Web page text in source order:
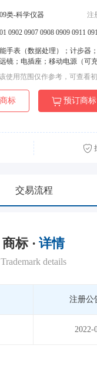
类-科学仪器 注
0902 0907 0908 0909 0911
手表（数据处理）；计步器
镜；电插座；移动电源（可
使用范围仅作参考，可查看
标 预订商标
交易流程
商标 · 详情
Trademark details
注册公
2022-